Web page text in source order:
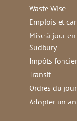
Waste Wise
Emplois et
Mise à jour
Sudbury
Impôts
Transit
Ordres du
Adopter un